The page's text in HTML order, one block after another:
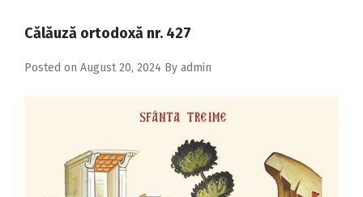
2017
2016
Călăuză ortodoxă nr. 427
Posted on August 20, 2024 By admin